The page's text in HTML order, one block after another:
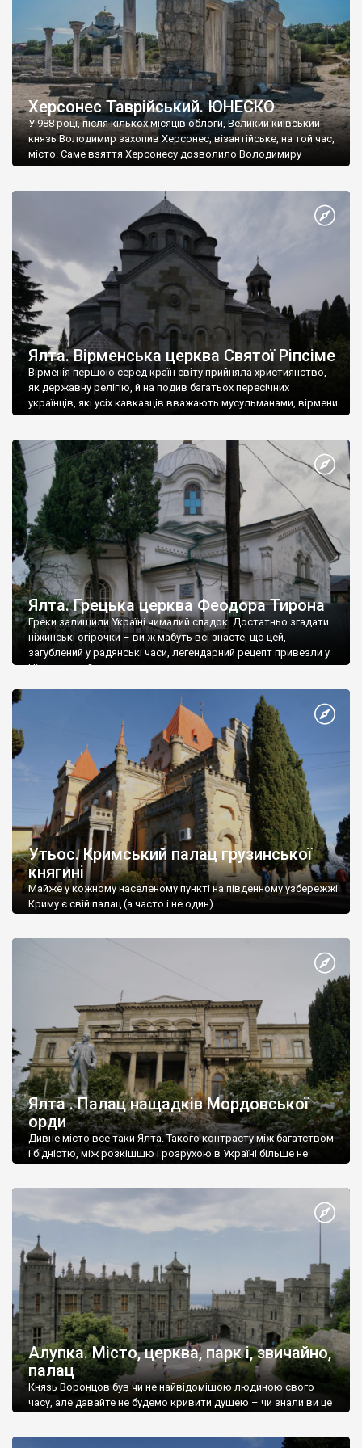
Херсонес Таврійський. ЮНЕСКО
У 988 році, після кількох місяців облоги, Великий київський
князь Володимир захопив Херсонес, візантійське, на той час,
місто. Саме взяття Херсонесу дозволило Володимиру
диктувати свої умови візантійському імператору Василю ІІ, та
Херсонесі Володимир-язичник, став Василем-християнином.
А потім було Хрещення Русі. На честь Херсонесу Таврійського
Ялта. Вірменська церква Святої Ріпсіме
Вірменія першою серед країн світу прийняла християнство,
як державну релігію, й на подив багатьох пересічних
українців, які усіх кавказців вважають мусульманами, вірмени
є відданими вірянами Христа
Ялта. Грецька церква Феодора Тирона
Греки залишили Україні чималий спадок. Достатньо згадати
ніжинські огірочки – ви ж мабуть всі знаєте, що цей,
загублений у радянські часи, легендарний рецепт привезли у
Ніжин греки?
Утьос. Кримський палац грузинської
княгині
Майже у кожному населеному пункті на південному узбережжі
Криму є свій палац (а часто і не один).
Ялта . Палац нащадків Мордовської
орди
Дивне місто все таки Ялта. Такого контрасту між багатством
і бідністю, між розкішшю і розрухою в Україні більше не
Алупка. Місто, церква, парк і, звичайно,
палац
Князь Воронцов був чи не найвідомішою людиною свого
часу, але давайте не будемо кривити душею – чи знали ви це